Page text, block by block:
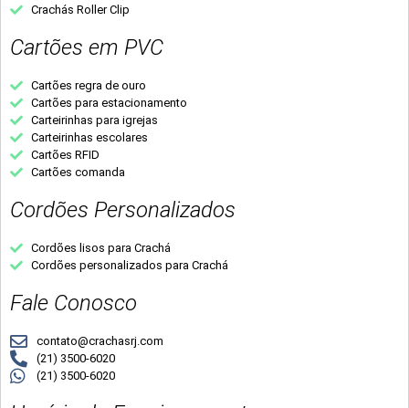
Crachás Roller Clip
Cartões em PVC
Cartões regra de ouro
Cartões para estacionamento
Carteirinhas para igrejas
Carteirinhas escolares
Cartões RFID
Cartões comanda
Cordões Personalizados
Cordões lisos para Crachá
Cordões personalizados para Crachá
Fale Conosco
contato@crachasrj.com
(21) 3500-6020
(21) 3500-6020